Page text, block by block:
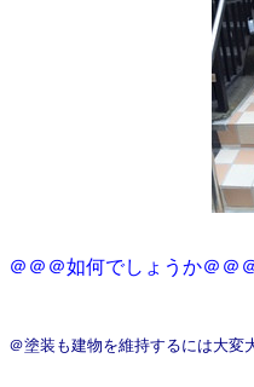
＠＠＠如何でしょうか＠＠
＠塗装も建物を維持するには大変